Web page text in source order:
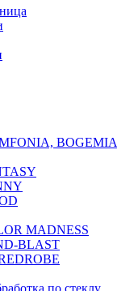
BOGEMIA
MADNESS
BLAST
по стеклу